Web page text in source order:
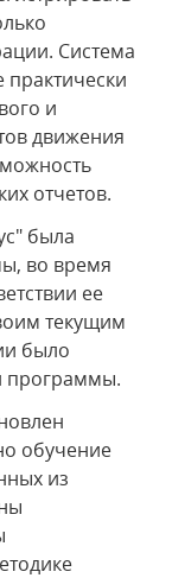
Система
и
движения
отчетов.
была
во время
ее
текущим
было
программы.
обучение
из